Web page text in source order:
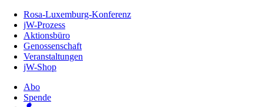
Inhalt
Seite
Rosa-Luxemburg-Konferenz
jW-Prozess
Aktionsbüro
Genossenschaft
Veranstaltungen
jW-Shop
Abo
Spende